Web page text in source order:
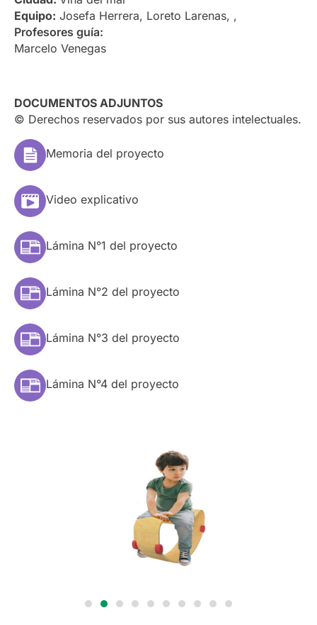
Equipo: Josefa Herrera, Loreto Larenas, ,
Profesores guía:
Marcelo Venegas
DOCUMENTOS ADJUNTOS
© Derechos reservados por sus autores intelectuales.
Memoria del proyecto
Video explicativo
Lámina N°1 del proyecto
Lámina N°2 del proyecto
Lámina N°3 del proyecto
Lámina N°4 del proyecto